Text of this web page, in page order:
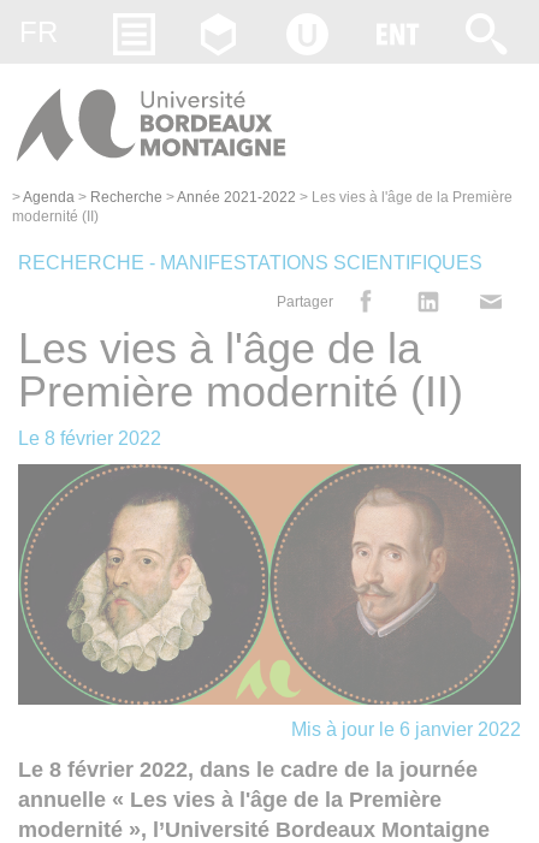
>Agenda > Recherche >Année 2021-2022 > Les vies à l'âge de la Première
modernité (II)
RECHERCHE - MANIFESTATIONS SCIENTIFIQUES
Partager
Les vies à l'âge de la
Première modernité (II)
Le 8 février 2022
Mis à jour le 6 janvier 2022
Le 8 février 2022, dans le cadre de la journée
annuelle « Les vies à l'âge de la Première
modernité », l’Université Bordeaux Montaigne